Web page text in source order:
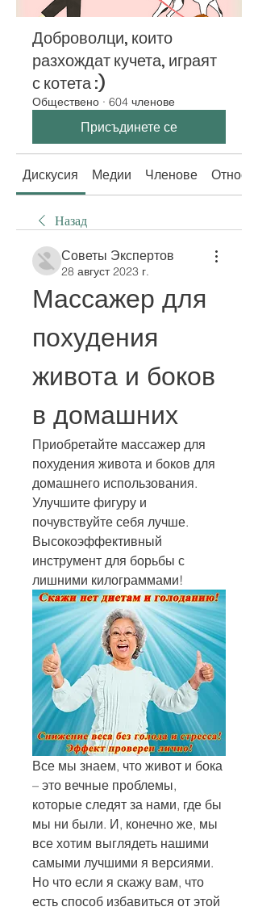
Доброволци, които
разхождат кучета, играят
с котета :)
Обществено · 604 членове
Присъдинете се
Дискусия Медии Членове Относно
Назад
Советы Экспертов
28 август 2023 г.
Массажер для
похудения
живота и боков
в домашних
Приобретайте массажер для
похудения живота и боков для
домашнего использования.
Улучшите фигуру и
почувствуйте себя лучше.
Высокоэффективный
инструмент для борьбы с
лишними килограммами!
Все мы знаем, что живот и бока
– это вечные проблемы,
которые следят за нами, где бы
мы ни были. И, конечно же, мы
все хотим выглядеть нашими
самыми лучшими я версиями.
Но что если я скажу вам, что
есть способ избавиться от этой